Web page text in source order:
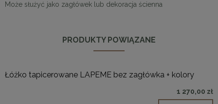
Może służyć jako zagłówek lub dekoracja ścienna
PRODUKTY POWIĄZANE
Łóżko tapicerowane LAPEME bez zagłówka + kolory
1 270,00 zł